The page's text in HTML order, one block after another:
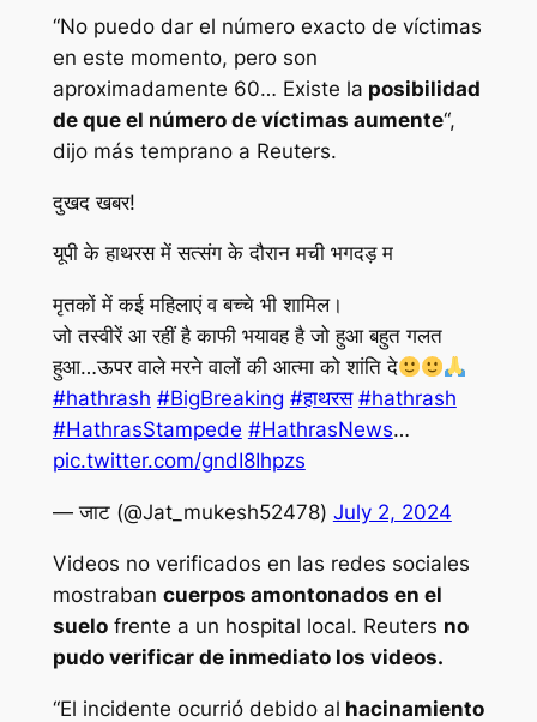
“No puedo dar el número exacto de víctimas
en este momento, pero son
aproximadamente 60… Existe la posibilidad
de que el número de víctimas aumente“,
dijo más temprano a Reuters.
दुखद खबर!
यूपी के हाथरस में सत्संग के दौरान मची भगदड़ म
मृतकों में कई महिलाएं व बच्चे भी शामिल।
जो तस्वीरें आ रहीं है काफी भयावह है जो हुआ बहुत गलत
हुआ…ऊपर वाले मरने वालों की आत्मा को शांति दे
#hathrash #BigBreaking #हाथरस #hathrash
#HathrasStampede #HathrasNews…
pic.twitter.com/gndI8Ihpzs
— जाट (@Jat_mukesh52478) July 2, 2024
Videos no verificados en las redes sociales
mostraban cuerpos amontonados en el
suelofrente a un hospital local. Reuters no
pudo verificar de inmediato los videos.
“El incidente ocurrió debido al hacinamiento